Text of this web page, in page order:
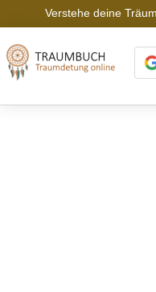
Verstehe deine